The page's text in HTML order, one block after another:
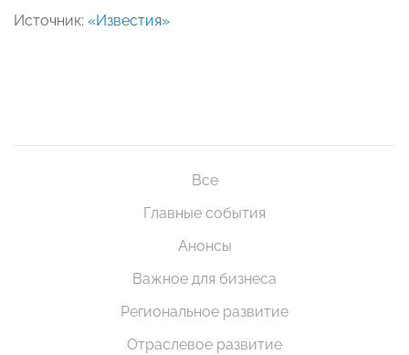
Источник: «Известия»
Все
Главные события
Анонсы
Важное для бизнеса
Региональное развитие
Отраслевое развитие